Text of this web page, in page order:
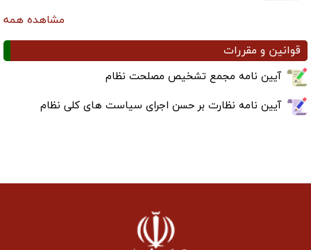
مشاهده همه
قوانین و مقررات
آیین نامه مجمع تشخیص مصلحت نظام
آیین نامه نظارت بر حسن اجرای سیاست های کلی نظام